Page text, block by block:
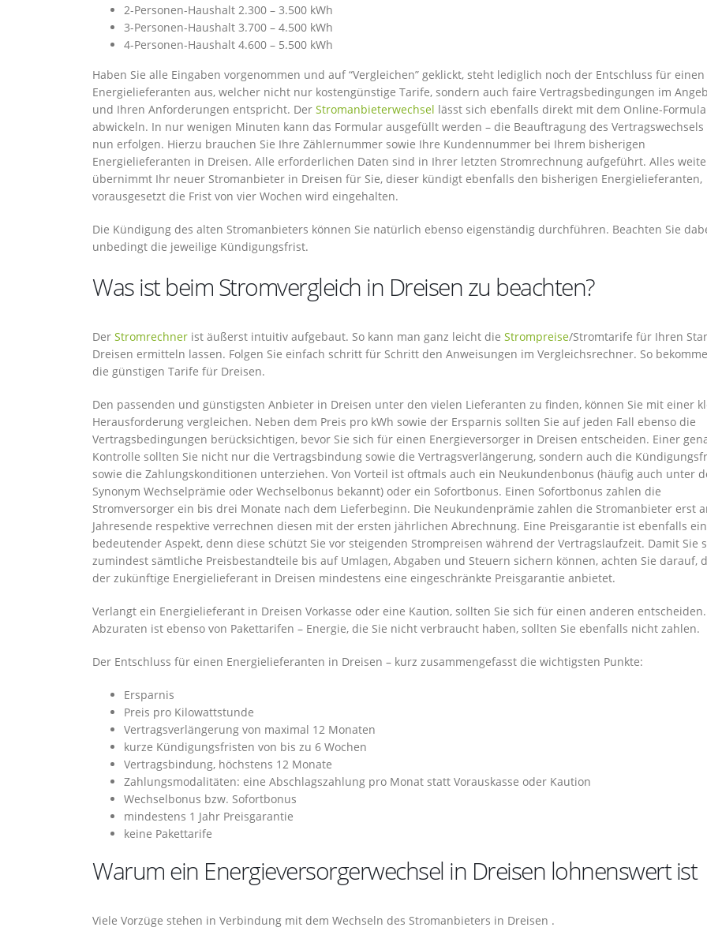
2-Personen-Haushalt 2.300 – 3.500 kWh
3-Personen-Haushalt 3.700 – 4.500 kWh
4-Personen-Haushalt 4.600 – 5.500 kWh
Haben Sie alle Eingaben vorgenommen und auf “Vergleichen” geklickt, steht lediglich noch der Entschluss für einen
Energielieferanten aus, welcher nicht nur kostengünstige Tarife, sondern auch faire Vertragsbedingungen im
und Ihren Anforderungen entspricht. Der Stromanbieterwechsel lässt sich ebenfalls direkt mit dem Online-
abwickeln. In nur wenigen Minuten kann das Formular ausgefüllt werden – die Beauftragung des Vertragswechsels
nun erfolgen. Hierzu brauchen Sie Ihre Zählernummer sowie Ihre Kundennummer bei Ihrem bisherigen
Energielieferanten in Dreisen. Alle erforderlichen Daten sind in Ihrer letzten Stromrechnung aufgeführt. Alles
übernimmt Ihr neuer Stromanbieter in Dreisen für Sie, dieser kündigt ebenfalls den bisherigen Energielieferanten,
vorausgesetzt die Frist von vier Wochen wird eingehalten.
Die Kündigung des alten Stromanbieters können Sie natürlich ebenso eigenständig durchführen. Beachten Sie
unbedingt die jeweilige Kündigungsfrist.
Was ist beim Stromvergleich in Dreisen zu beachten?
Der Stromrechner ist äußerst intuitiv aufgebaut. So kann man ganz leicht die Strompreise/Stromtarife für Ihren
Dreisen ermitteln lassen. Folgen Sie einfach schritt für Schritt den Anweisungen im Vergleichsrechner. So
die günstigen Tarife für Dreisen.
Den passenden und günstigsten Anbieter in Dreisen unter den vielen Lieferanten zu finden, können Sie mit einer
Herausforderung vergleichen. Neben dem Preis pro kWh sowie der Ersparnis sollten Sie auf jeden Fall ebenso die
Vertragsbedingungen berücksichtigen, bevor Sie sich für einen Energieversorger in Dreisen entscheiden. Einer
Kontrolle sollten Sie nicht nur die Vertragsbindung sowie die Vertragsverlängerung, sondern auch die
sowie die Zahlungskonditionen unterziehen. Von Vorteil ist oftmals auch ein Neukundenbonus (häufig auch unter
Synonym Wechselprämie oder Wechselbonus bekannt) oder ein Sofortbonus. Einen Sofortbonus zahlen die
Stromversorger ein bis drei Monate nach dem Lieferbeginn. Die Neukundenprämie zahlen die Stromanbieter erst
Jahresende respektive verrechnen diesen mit der ersten jährlichen Abrechnung. Eine Preisgarantie ist ebenfalls ein
bedeutender Aspekt, denn diese schützt Sie vor steigenden Strompreisen während der Vertragslaufzeit. Damit Sie
zumindest sämtliche Preisbestandteile bis auf Umlagen, Abgaben und Steuern sichern können, achten Sie darauf,
der zukünftige Energielieferant in Dreisen mindestens eine eingeschränkte Preisgarantie anbietet.
Verlangt ein Energielieferant in Dreisen Vorkasse oder eine Kaution, sollten Sie sich für einen anderen entscheiden.
Abzuraten ist ebenso von Pakettarifen – Energie, die Sie nicht verbraucht haben, sollten Sie ebenfalls nicht zahlen.
Der Entschluss für einen Energielieferanten in Dreisen – kurz zusammengefasst die wichtigsten Punkte:
Ersparnis
Preis pro Kilowattstunde
Vertragsverlängerung von maximal 12 Monaten
kurze Kündigungsfristen von bis zu 6 Wochen
Vertragsbindung, höchstens 12 Monate
Zahlungsmodalitäten: eine Abschlagszahlung pro Monat statt Vorauskasse oder Kaution
Wechselbonus bzw. Sofortbonus
mindestens 1 Jahr Preisgarantie
keine Pakettarife
Warum ein Energieversorgerwechsel in Dreisen lohnenswert ist
Viele Vorzüge stehen in Verbindung mit dem Wechseln des Stromanbieters in Dreisen .